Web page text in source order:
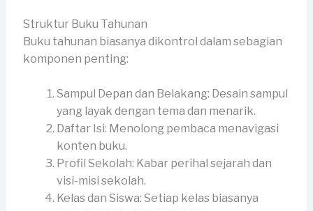
Struktur Buku Tahunan
Buku tahunan biasanya dikontrol dalam sebagian
komponen penting:
Sampul Depan dan Belakang: Desain sampul
yang layak dengan tema dan menarik.
Daftar Isi: Menolong pembaca menavigasi
konten buku.
Profil Sekolah: Kabar perihal sejarah dan
visi-misi sekolah.
Kelas dan Siswa: Setiap kelas biasanya